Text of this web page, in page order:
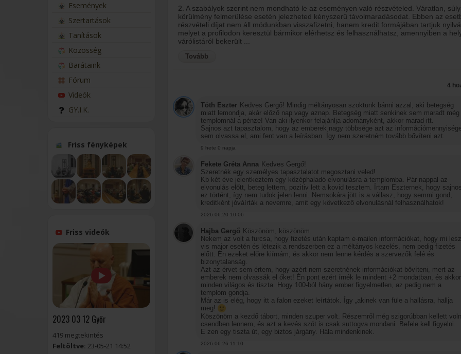
Események
Szertartások
Tanítások
Közösség
Barátaink
Fórum
Videók
GY.I.K.
Friss fényképek
Friss videók
2023 03 12 Győr
419 megtekintés
Feltöltve: 23-05-21 14:52
2. A szabályok szerint nem mondható le az eseményen való részvételed. Váratlan,
körülmény felmerülése esetén jelezheted kényszerű távolmaradásodat. Ebben az
részvételi díjat nem áll módunkban visszafizetni, hanem kredit formájában tartjuk
melyet a profilodon keresztül bármikor elérhetsz és felhasználhatsz, amennyiben a
várólistáról bekerült
Tovább
4
Tóth Eszter Kedves Gergő! Mindig méltányosan szoktunk bánni azzal, aki betegség
miatt lemondja, akár előző nap vagy aznap. Betegség miatt senkinek sem maradt még
templomnál a pénze! Van aki ilyenkor felajánlja adományként, akkor marad itt.
Sajnos azt tapasztalom, hogy az emberek nagy többsége azt az
sem olvassa el, ami fent van a leírásban. Így nem szeretném tovább bővíteni azt.
9 hete 0 napja
Fekete Gréta Anna Kedves Gergő!
Szeretnék egy személyes tapasztalatot megosztani veled!
Kb két éve jelentkeztem egy középhaladó elvonulásra a templomba. Pár nappal az
elvonulás előtt, beteg lettem, pozitiv lett a kovid tesztem. Írtam Eszternek, hogy sajnos
ez történt, így nem tudok jelen lenni. Nemsokára jött is a vállasz, hogy semmi gond,
kreditként jóváírták a nevemre, amit egy következő elvonulásnál felhasználhatok!
2026.06.20 10:06
Hajba Gergő Köszönöm, köszönöm.
Nekem az volt a furcsa, hogy fizetés után kaptam e-mailen információkat, hogy mi lesz
vis major esetén és létezik a rendszerben ez a méltányos kezelés, nem pedig fizetés
előtt. Én ezeket előre kiírnám, és akkor nem lenne kérdés a szervezők felé és
bizonytalanság.
Azt az érvet sem értem, hogy azért nem szeretnének információkat bővíteni, mert az
emberek nem olvassák el őket! Én pont ezért írnék le mindent +2 mondatban, és akkor
minden világos és tiszta. Hogy 100-ból hány ember figyelmetlen, az pedig nem a
templom gondja.
Már az is elég, hogy itt a falon ezeket leírtátok. Így „akinek van füle a hallásra, hallja
meg!
Köszönöm a kezdő tábort, minden szuper volt. Részemről még szigorúbban kellett
csendben lennem, és azt a kevés szót is csak suttogva mondani. Befele kell figyelni.
E zen egy tiszta út, egy biztos járgány. Hála mindenkinek.
2026.06.26 11:10